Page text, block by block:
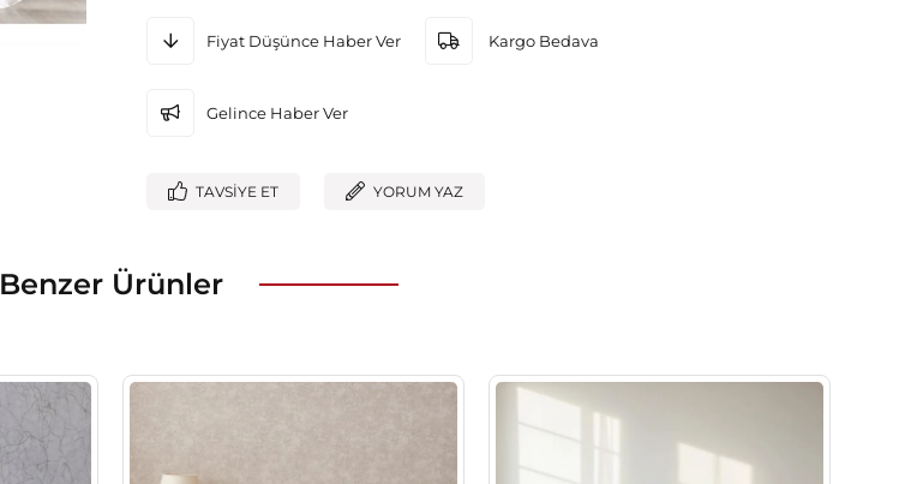
Fiyat Düşünce Haber Ver Kargo Bedava
Gelince Haber Ver
TAVSIYE ET YORUM YAZ
Benzer Ürünler